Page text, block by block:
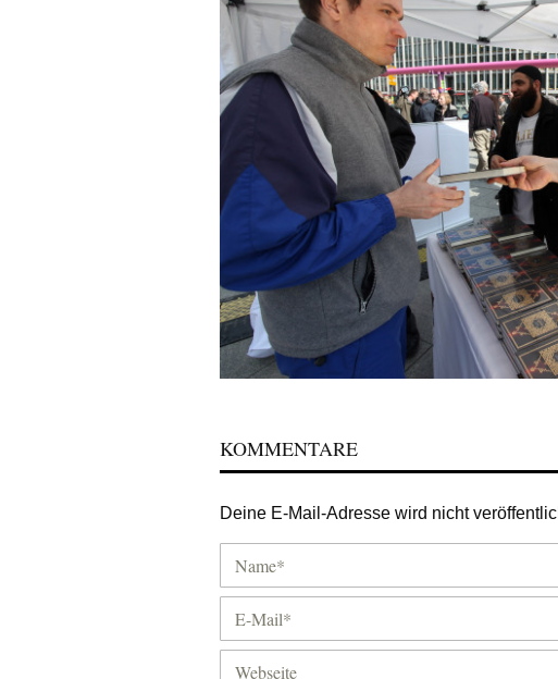
KOMMENTARE
Deine E-Mail-Adresse wird nicht